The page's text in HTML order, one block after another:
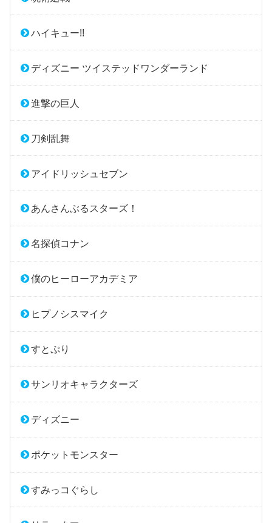
ハイキュー!!
ディズニー ツイステッドワンダーランド
進撃の巨人
刀剣乱舞
アイドリッシュセブン
あんさんぶるスターズ！
名探偵コナン
僕のヒーローアカデミア
ヒプノシスマイク
すとぷり
サンリオキャラクターズ
ディズニー
ポケットモンスター
すみっコぐらし